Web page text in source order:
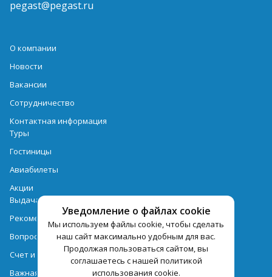
Уведомление о файлах cookie
Мы используем файлы cookie, чтобы сделать
наш сайт максимально удобным для вас.
Продолжая пользоваться сайтом, вы
соглашаетесь с нашей политикой
использования cookie.
pegast@pegast.ru
О компании
Новости
Вакансии
Сотрудничество
Контактная информация
Туры
Гостиницы
Авиабилеты
Акции
Выдача документов
Рекомендации
Вопрос-ответ
Счет и оплата
Важная информация по турпродукту